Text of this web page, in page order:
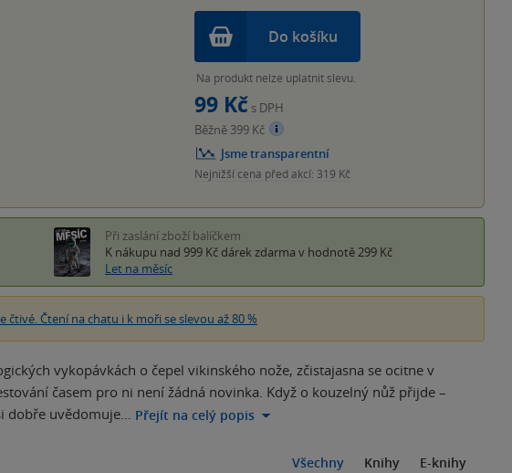
Do košíku
Na produkt nelze uplatnit slevu.
99 Kč s DPH
Běžně 399 Kč
Jsme transparentní
Nejnižší cena před akcí: 319 Kč
Při zaslání zboží balíčkem
K nákupu nad 999 Kč dárek zdarma v hodnotě 299 Kč
Let na měsíc
čtivé. Čtení na chatu i k moři se slevou až 80 %
vykopávkách o čepel vikinského nože, zčistajasna se ocitne v
časem pro ni není žádná novinka. Když o kouzelný nůž přijde –
dobře uvědomuje… Přejít na celý popis
Všechny Knihy E-knihy